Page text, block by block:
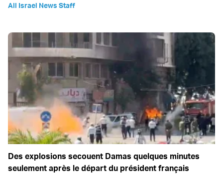
All Israel News Staff
Des explosions secouent Damas quelques minutes
seulement après le départ du président français